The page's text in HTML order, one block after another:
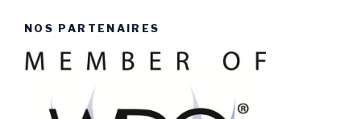
NOS PARTENAIRES